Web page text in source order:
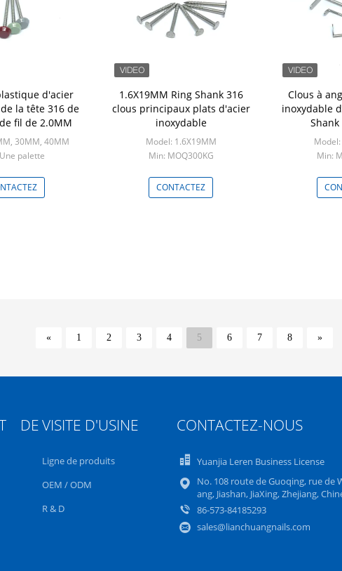
d'acier
la tête 316 de
fil de 2.0MM
30MM, 40MM
palette
1.6X19MM Ring Shank 316
clous principaux plats d'acier
inoxydable
Model: 1.6X19MM
Min: MOQ300KG
CONTACTEZ
Clous à
inoxydable
Min:
« 1 2 3 4 5 6 7 8 »
DEVISITE D'USINE
Ligne de produits
OEM / ODM
R & D
CONTACTEZ-NOUS
Yuanjia Leren Business License
No. 108 route de Guoqing, rue de
ang, Jiashan, JiaXing, Zhejiang,
86-573-84185293
sales@lianchuangnails.com